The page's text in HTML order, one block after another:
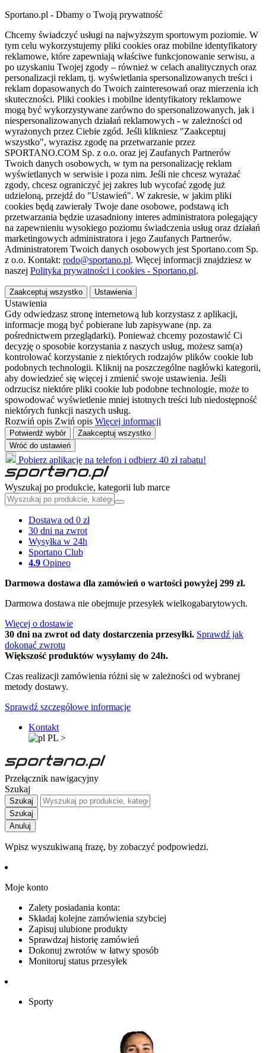
Sportano.pl - Dbamy o Twoją prywatność
Chcemy świadczyć usługi na najwyższym sportowym poziomie. W
tym celu wykorzystujemy pliki cookies oraz mobilne identyfikatory
reklamowe, które zapewniają właściwe funkcjonowanie serwisu, a
po uzyskaniu Twojej zgody – również w celach analitycznych oraz
personalizacji reklam, tj. wyświetlania spersonalizowanych treści i
reklam dopasowanych do Twoich zainteresowań oraz mierzenia ich
skuteczności. Pliki cookies i mobilne identyfikatory reklamowe
mogą być wykorzystywane zarówno do spersonalizowanych, jak i
niespersonalizowanych działań reklamowych - w zależności od
wyrażonych przez Ciebie zgód. Jeśli klikniesz "Zaakceptuj
wszystko", wyrazisz zgodę na przetwarzanie przez
SPORTANO.COM Sp. z o.o. oraz jej Zaufanych Partnerów
Twoich danych osobowych, w tym na personalizację reklam
wyświetlanych w serwisie i poza nim. Jeśli nie chcesz wyrażać
zgody, chcesz ograniczyć jej zakres lub wycofać zgodę już
udzieloną, przejdź do "Ustawień". W zakresie, w jakim pliki
cookies będą zawierały Twoje dane osobowe, podstawą ich
przetwarzania będzie uzasadniony interes administratora polegający
na zapewnieniu wysokiego poziomu świadczenia usług oraz działań
marketingowych administratora i jego Zaufanych Partnerów.
Administratorem Twoich danych osobowych jest Sportano.com Sp.
z o.o. Kontakt: rodo@sportano.pl. Więcej informacji znajdziesz w
naszej Polityka prywatności i cookies - Sportano.pl.
Zaakceptuj wszystko Ustawienia
Ustawienia
Gdy odwiedzasz stronę internetową lub korzystasz z aplikacji,
informacje mogą być pobierane lub zapisywane (np. za
pośrednictwem przeglądarki). Ponieważ chcemy pozostawić Ci
decyzję o sposobie korzystania z naszych usług, możesz sam(a)
kontrolować korzystanie z niektórych rodzajów plików cookie lub
podobnych technologii. Kliknij na poszczególne nagłówki kategorii,
aby dowiedzieć się więcej i zmienić swoje ustawienia. Jeśli
odrzucisz niektóre pliki cookie lub podobne technologie, może to
spowodować wyświetlenie mniej istotnych treści lub niedostępność
niektórych funkcji naszych usług.
Rozwiń opis Zwiń opis Więcej informacji
Potwierdź wybór
Zaakceptuj wszystko
Wróć do ustawień
Pobierz aplikację na telefon i odbierz 40 zł rabatu!
Wyszukaj po produkcie, kategorii lub marce
Dostawa od 0 zł
30 dni na zwrot
Wysyłka w 24h
Sportano Club
4.9 Opineo
Darmowa dostawa dla zamówień o wartości powyżej 299 zł.
Darmowa dostawa nie obejmuje przesyłek wielkogabarytowych.
Więcej o dostawie
30 dni na zwrot od daty dostarczenia przesyłki. Sprawdź jak
dokonać zwrotu
Większość produktów wysyłamy do 24h.
Czas realizacji zamówienia różni się w zależności od wybranej
metody dostawy.
Sprawdź szczegółowe informacje
Kontakt
PL >
Przełącznik nawigacyjny
Szukaj
Szukaj
Szukaj
Anuluj
Wpisz wyszukiwaną frazę, by zobaczyć podpowiedzi.
Moje konto
Zalety posiadania konta:
Składaj kolejne zamówienia szybciej
Zapisuj ulubione produkty
Sprawdzaj historię zamówień
Dokonuj zwrotów w łatwy sposób
Monitoruj status przesyłek
Sporty